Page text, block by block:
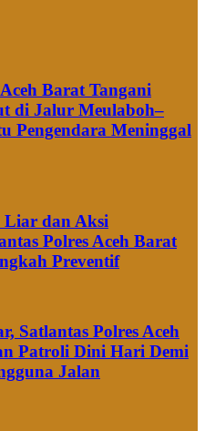
Barat Tangani
di Jalur Meulaboh–
Pengendara Meninggal
Liar dan Aksi
Polres Aceh Barat
Preventif
Satlantas Polres Aceh
Patroli Dini Hari Demi
Jalan